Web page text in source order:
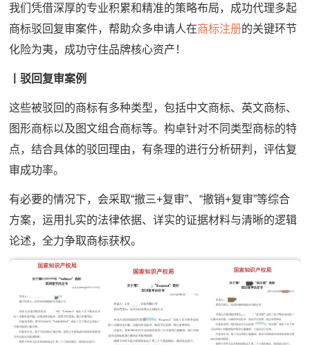
我们凭借深厚的专业积累和精准的策略布局，成功代理多起
商标驳回复审案件，帮助众多申请人在商标注册的关键环节
化险为夷，成功守住品牌核心资产！
丨驳回复审案例
这些被驳回的商标有多种类型，包括中文商标、英文商标、
图形商标以及图文组合商标等。构卓针对不同类型商标的特
点，结合具体的驳回理由，有条理的进行分析研判，评估复
审成功率。
有必要的情况下，会采取“撤三+复审”、“撤销+复审”等综合
方案，运用扎实的法律依据、详实的证据材料与清晰的逻辑
论述，全力争取商标获权。